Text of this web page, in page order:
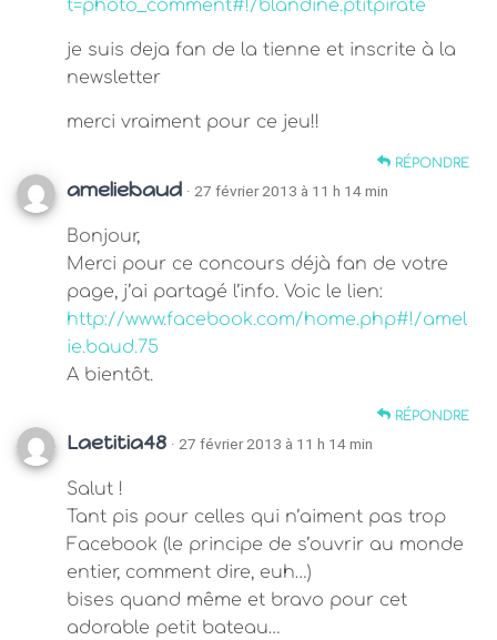
t=photo_comment#!/blandine.ptitpirate
je suis deja fan de la tienne et inscrite à la
newsletter
merci vraiment pour ce jeu!!
RÉPONDRE
ameliebaud · 27 février 2013 à 11 h 14 min
Bonjour,
Merci pour ce concours déjà fan de votre
page, j’ai partagé l’info. Voic le lien:
http://www.facebook.com/home.php#!/amel
ie.baud.75
A bientôt.
RÉPONDRE
Laetitia48 · 27 février 2013 à 11 h 14 min
Salut !
Tant pis pour celles qui n’aiment pas trop
Facebook (le principe de s’ouvrir au monde
entier, comment dire, euh…)
bises quand même et bravo pour cet
adorable petit bateau…